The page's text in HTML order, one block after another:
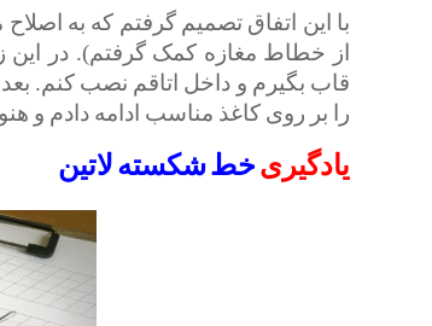
با این اتفاق تصمیم گرفتم که به
از خطاط مغازه کمک گرفتم). در این
قاب بگیرم و داخل اتاقم نصب کنم.
را بر روی کاغذ مناسب ادامه دادم و
یادگیریخط شکسته لاتین